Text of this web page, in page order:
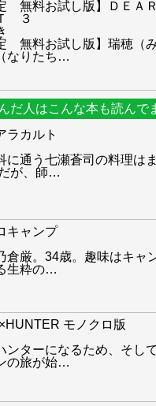
無料お試し版】ＤＥＡ
３
無料お試し版】瑞穂（
なりたち …
だ人はこんな本も読んで
ラカルト
に通う七瀬蒼司の料理は
が、師…
キャンプ
倉厳。34歳。趣味はキャ
生粋の…
モノクロ版
ンターになるため、そし
の旅が始…